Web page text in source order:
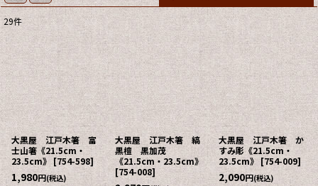
表示数
並び順:
絞り込む
29件
大黒屋 江戸木箸 富
士山箸《21.5cm・
23.5cm》 [754-598]
1,980円(税込)
大黒屋 江戸木箸 縞
黒檀 黒加茂
《21.5cm・23.5cm》
[754-008]
大黒屋 江戸木箸 か
すみ彫《21.5cm・
23.5cm》 [754-009]
2,090円(税込)